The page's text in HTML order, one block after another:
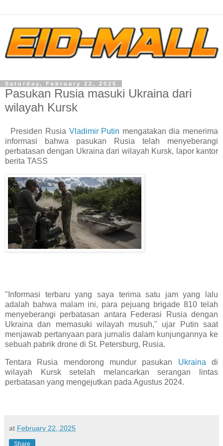
Saturday, February 22, 2025
Pasukan Rusia masuki Ukraina dari
wilayah Kursk
Presiden Rusia Vladimir Putin mengatakan dia menerima
informasi bahwa pasukan Rusia telah menyeberangi
perbatasan dengan Ukraina dari wilayah Kursk, lapor kantor
berita TASS
"Informasi terbaru yang saya terima satu jam yang lalu
adalah bahwa malam ini, para pejuang brigade 810 telah
menyeberangi perbatasan antara Federasi Rusia dengan
Ukraina dan memasuki wilayah musuh," ujar Putin saat
menjawab pertanyaan para jurnalis dalam kunjungannya ke
sebuah pabrik drone di St. Petersburg, Rusia.
Tentara Rusia mendorong mundur pasukan Ukraina di
wilayah Kursk setelah melancarkan serangan lintas
perbatasan yang mengejutkan pada Agustus 2024.
at February 22, 2025
Share